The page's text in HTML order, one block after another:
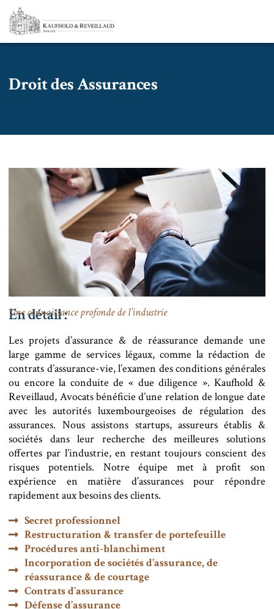
Droit des Assurances
En détail :
Une connaissance profonde de l’industrie
Les projets d’assurance & de réassurance demande une
large gamme de services légaux, comme la rédaction de
contrats d’assurance-vie, l’examen des conditions générales
ou encore la conduite de « due diligence ». Kaufhold &
Reveillaud, Avocats bénéficie d’une relation de longue date
avec les autorités luxembourgeoises de régulation des
assurances. Nous assistons startups, assureurs établis &
sociétés dans leur recherche des meilleures solutions
offertes par l’industrie, en restant toujours conscient des
risques potentiels. Notre équipe met à profit son
expérience en matière d’assurances pour répondre
rapidement aux besoins des clients.
Secret professionnel
Restructuration & transfer de portefeuille
Procédures anti-blanchiment
Incorporation de sociétés d’assurance, de
réassurance & de courtage
Contrats d’assurance
Défense d’assurance